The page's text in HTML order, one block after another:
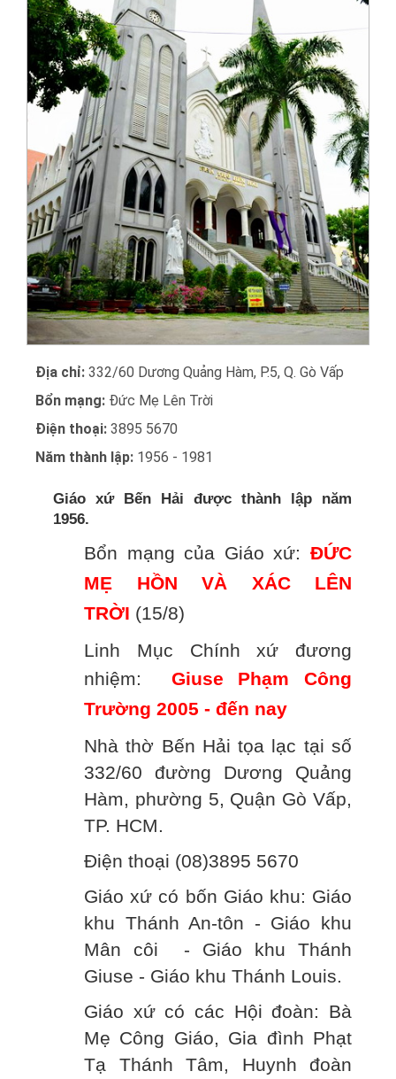
Địa chỉ: 332/60 Dương Quảng Hàm, P.5, Q. Gò Vấp
Bổn mạng: Đức Mẹ Lên Trời
Điện thoại: 3895 5670
Năm thành lập: 1956 - 1981
Giáo xứ Bến Hải được thành lập năm
1956.
Bổn mạng của Giáo xứ: ĐỨC
MẸ HỒN VÀ XÁC LÊN
TRỜI (15/8)
Linh Mục Chính xứ đương
nhiệm:
Giuse Phạm Công
Trường 2005 - đến nay
Nhà thờ Bến Hải tọa lạc tại số
332/60 đường Dương Quảng
Hàm, phường 5, Quận Gò Vấp,
TP. HCM.
Điện thoại (08)3895 5670
Giáo xứ có bốn Giáo khu: Giáo
khu Thánh An-tôn - Giáo khu
Mân côi - Giáo khu Thánh
Giuse - Giáo khu Thánh Louis.
Giáo xứ có các Hội đoàn: Bà
Mẹ Công Giáo, Gia đình Phạt
Tạ Thánh Tâm, Huynh đoàn